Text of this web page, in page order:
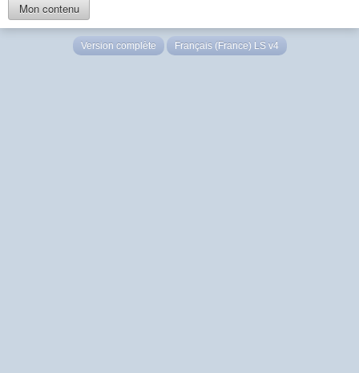
Mon contenu
Version complète Français (France) LS v4